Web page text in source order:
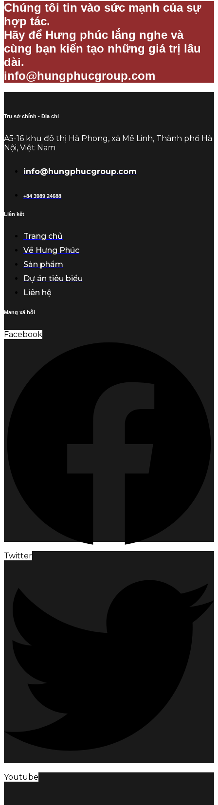
Chúng tôi tin vào sức mạnh của sự
hợp tác.
Hãy để Hưng phúc lắng nghe và
cùng bạn kiến tạo những giá trị lâu
dài.
info@hungphucgroup.com
Trụ sở chính - Địa chỉ
A5-16 khu đô thị Hà Phong, xã Mê Linh, Thành phố Hà
Nội, Việt Nam
info@hungphucgroup.com
+84 3989 24688
Liên kết
Trang chủ
Về Hưng Phúc
Sản phẩm
Dự án tiêu biểu
Liên hệ
Mạng xã hội
Facebook
Twitter
Youtube